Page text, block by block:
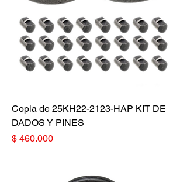
Copia de 25KH22-2123-HAP KIT DE
DADOS Y PINES
Precio
$ 460.000